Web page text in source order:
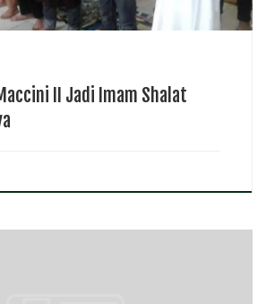
II Jadi Imam Shalat